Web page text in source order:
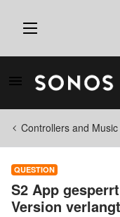
Controllers and
QUESTION
S2 App
Version verlangt